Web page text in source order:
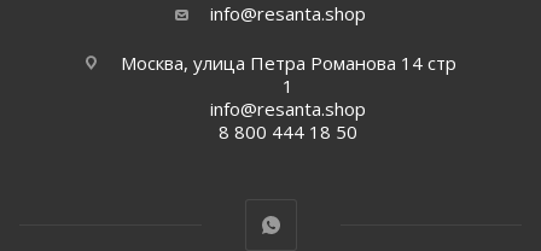
info@resanta.shop
Москва, улица Петра Романова 14 стр
1
info@resanta.shop
8 800 444 18 50